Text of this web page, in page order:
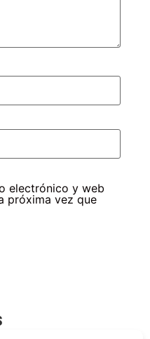
electrónico y web
próxima vez que